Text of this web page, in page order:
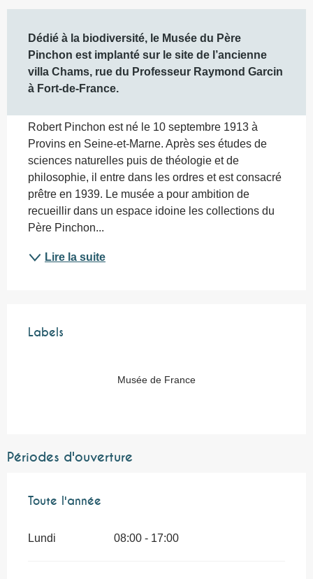
Dédié à la biodiversité, le Musée du Père
Pinchon est implanté sur le site de l’ancienne
villa Chams, rue du Professeur Raymond Garcin
à Fort-de-France.
Robert Pinchon est né le 10 septembre 1913 à
Provins en Seine-et-Marne. Après ses études de
sciences naturelles puis de théologie et de
philosophie, il entre dans les ordres et est consacré
prêtre en 1939. Le musée a pour ambition de
recueillir dans un espace idoine les collections du
Père Pinchon...
Lire la suite
Labels
Labels
Musée de France
Périodes d'ouverture
Toute l'année
Toute l'année
Lundi 08:00 - 17:00